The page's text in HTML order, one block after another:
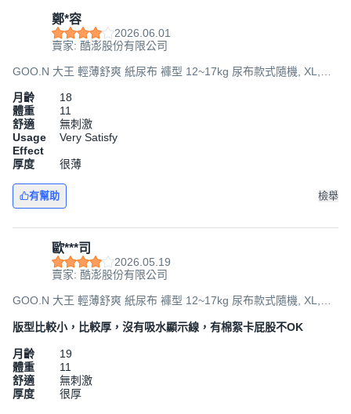
鄭*容
2026.06.01
賣家: 酷澎股份有限公司
GOO.N 大王 輕薄舒爽 紙尿布 褲型 12~17kg 尿布款式隨機, XL,
月齡
18
體重
11
舒適
無刺激
Usage
Effect
Very Satisfy
厚度 很薄
有幫助 檢舉
歐***司
2026.05.19
賣家: 酷澎股份有限公司
GOO.N 大王 輕薄舒爽 紙尿布 褲型 12~17kg 尿布款式隨機, XL,
版型比較小，比較厚，沒有吸水顯示線，有棉絮卡屁股不OK
月齡
19
體重
11
舒適
無刺激
厚度
很厚